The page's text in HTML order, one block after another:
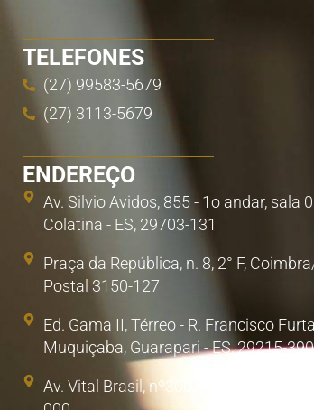
TELEFONES
(27) 99583-5679
(27) 3113-5679
ENDEREÇO
Av. Silvio Avidos, 855 - 1o andar, sala
Colatina - ES, 29703-131
Praça da República, n. 8, 2° F,
Postal 3150-127
Ed. Gama II, Térreo - R. Francisco
Muquiçaba, Guarapari - ES, 29215-390
Av. Vital Brasil, nº300, Sala 1. Poá, São